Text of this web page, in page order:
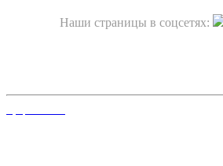
Наши страницы в соцсетях: